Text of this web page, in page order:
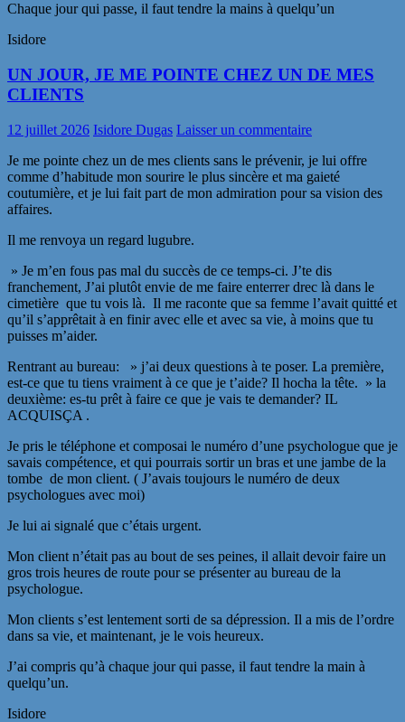
Chaque jour qui passe, il faut tendre la mains à quelqu’un
Isidore
UN JOUR, JE ME POINTE CHEZ UN DE MES
CLIENTS
12 juillet 2026 Isidore Dugas Laisser un commentaire
Je me pointe chez un de mes clients sans le prévenir, je lui offre
comme d’habitude mon sourire le plus sincère et ma gaieté
coutumière, et je lui fait part de mon admiration pour sa vision des
affaires.
Il me renvoya un regard lugubre.
» Je m’en fous pas mal du succès de ce temps-ci. J’te dis
franchement, J’ai plutôt envie de me faire enterrer drec là dans le
cimetière que tu vois là. Il me raconte que sa femme l’avait quitté et
qu’il s’apprêtait à en finir avec elle et avec sa vie, à moins que tu
puisses m’aider.
Rentrant au bureau: » j’ai deux questions à te poser. La première,
est-ce que tu tiens vraiment à ce que je t’aide? Il hocha la tête. » la
deuxième: es-tu prêt à faire ce que je vais te demander? IL
ACQUISÇA .
Je pris le téléphone et composai le numéro d’une psychologue que je
savais compétence, et qui pourrais sortir un bras et une jambe de la
tombe de mon client. ( J’avais toujours le numéro de deux
psychologues avec moi)
Je lui ai signalé que c’étais urgent.
Mon client n’était pas au bout de ses peines, il allait devoir faire un
gros trois heures de route pour se présenter au bureau de la
psychologue.
Mon clients s’est lentement sorti de sa dépression. Il a mis de l’ordre
dans sa vie, et maintenant, je le vois heureux.
J’ai compris qu’à chaque jour qui passe, il faut tendre la main à
quelqu’un.
Isidore